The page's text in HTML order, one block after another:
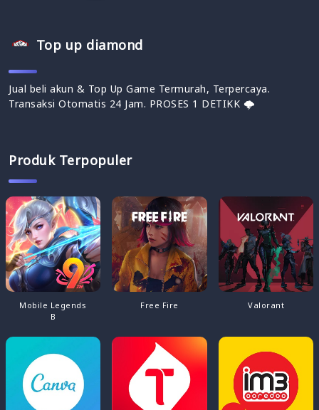
Top up diamond
Jual beli akun & Top Up Game Termurah, Terpercaya.
Transaksi Otomatis 24 Jam. PROSES 1 DETIKK 🌩
Produk Terpopuler
Mobile Legends
B
Free Fire Valorant